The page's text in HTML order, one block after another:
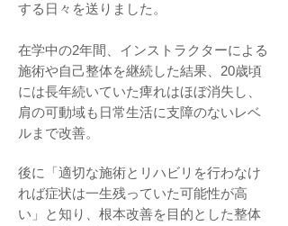
する日々を送りました。
在学中の2年間、インストラクターによる
施術や自己整体を継続した結果、20歳頃
には長年続いていた痺れはほぼ消失し、
肩の可動域も日常生活に支障のないレベ
ルまで改善。
後に「適切な施術とリハビリを行わなけ
れば症状は一生残っていた可能性が高
い」と知り、根本改善を目的とした整体